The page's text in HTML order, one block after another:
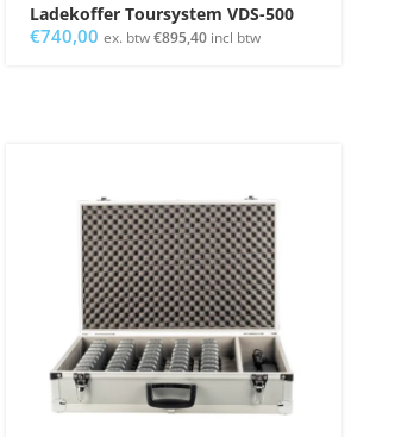
Ladekoffer Toursystem VDS-500
€740,00 ex. btw€895,40 incl btw